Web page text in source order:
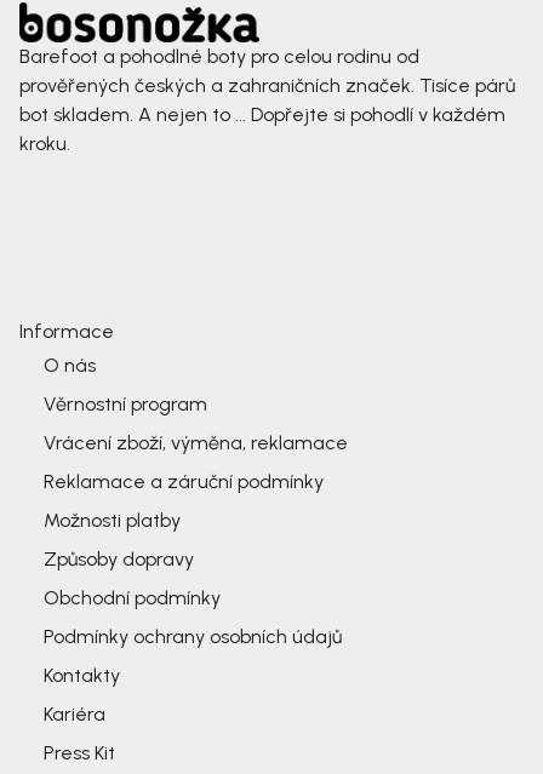
Barefoot a pohodlné boty pro celou rodinu od
prověřených českých a zahraničních značek. Tisíce párů
bot skladem. A nejen to ... Dopřejte si pohodlí v každém
kroku.
Informace
O nás
Věrnostní program
Vrácení zboží, výměna, reklamace
Reklamace a záruční podmínky
Možnosti platby
Způsoby dopravy
Obchodní podmínky
Podmínky ochrany osobních údajů
Kontakty
Kariéra
Press Kit